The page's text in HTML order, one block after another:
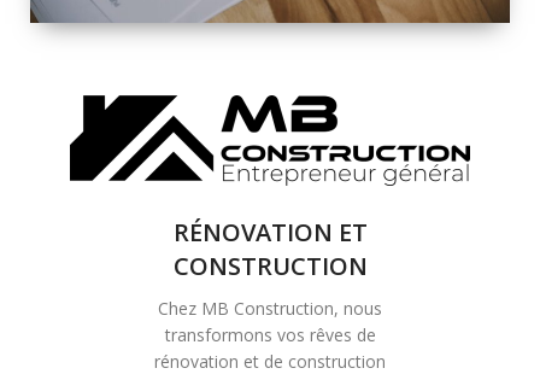
SOLUTIONS DE
RÉNOVATION
COMPLÈTE
RÉNOVATION ET
CONSTRUCTION
Chez MB Construction, nous
transformons vos rêves de
rénovation et de construction